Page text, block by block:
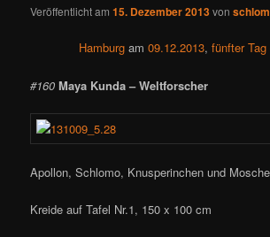
Veröffentlicht am15. Dezember 2013von
Hamburgam 09.12.2013, fünfter Tag
#160 Maya Kunda – Weltforscher
Apollon, Schlomo, Knusperinchen und Mosche
Kreide auf Tafel Nr.1, 150 x 100 cm